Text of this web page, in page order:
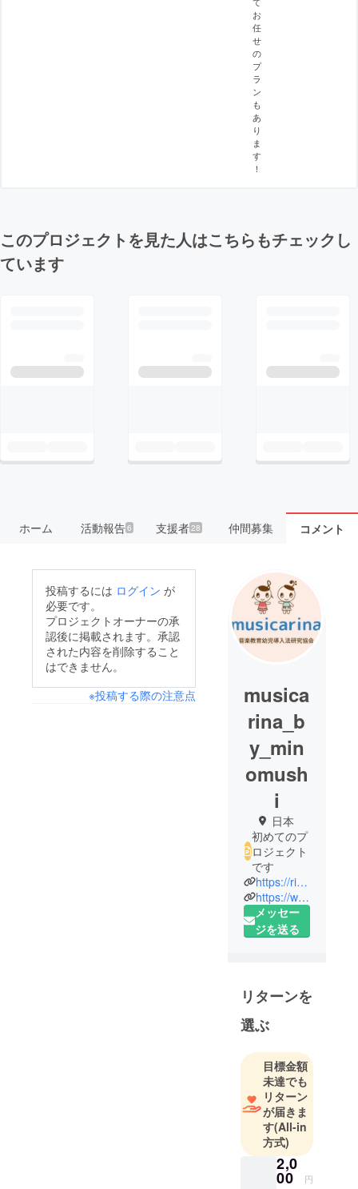
お
任
せ
の
プ
ラ
ン
も
あ
り
ま
す
！
このプロジェクトを見た人はこちらもチェックし
ています
ホーム 活動報告6 支援者28 仲間募集 コメント
投稿するには ログイン が
必要です。
プロジェクトオーナーの承
認後に掲載されます。承認
された内容を削除すること
はできません。
※投稿する際の注意点
musica
rina_b
y_min
omush
i
日本
初めてのプ
ロジェクト
です
https://rizumu-asobi-class.jp
https://www.anfanrhythmicpiano.com/
メッセー
ジを送る
リターンを
選ぶ
目標金額
未達でも
リターン
が届きま
す(All-in
方式)
2,0
00 円